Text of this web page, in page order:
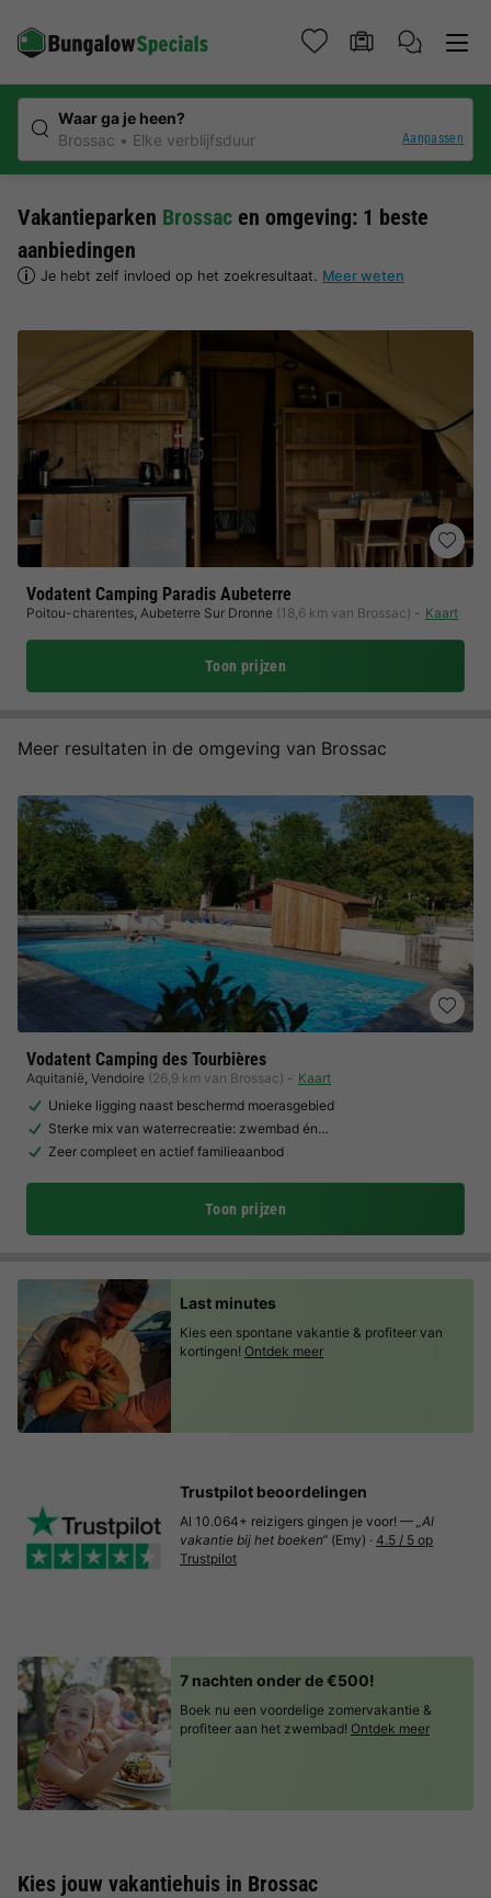
Waar ga je heen?
Brossac
Elke verblijfsduur Aanpassen
Vakantieparken Brossac en omgeving: 1 beste
aanbiedingen
Je hebt zelf invloed op het zoekresultaat. Meer weten
Vodatent Camping Paradis Aubeterre
Poitou-charentes, Aubeterre Sur Dronne (18,6 km van Brossac) Kaart
Toon prijzen
Meer resultaten in de omgeving van Brossac
Vodatent Camping des Tourbières
Aquitanië, Vendoire (26,9 km van Brossac)
Kaart
Unieke ligging naast beschermd moerasgebied
Sterke mix van waterrecreatie: zwembad én…
Zeer compleet en actief familieaanbod
Toon prijzen
Last minutes
Kies een spontane vakantie & profiteer van
kortingen! Ontdek meer
Trustpilot beoordelingen
Al 10.064+ reizigers gingen je voor! — „Al
vakantie bij het boeken“ (Emy) · 4.5 / 5 op
Trustpilot
7 nachten onder de €500!
Boek nu een voordelige zomervakantie &
profiteer aan het zwembad! Ontdek meer
Kies jouw vakantiehuis in Brossac